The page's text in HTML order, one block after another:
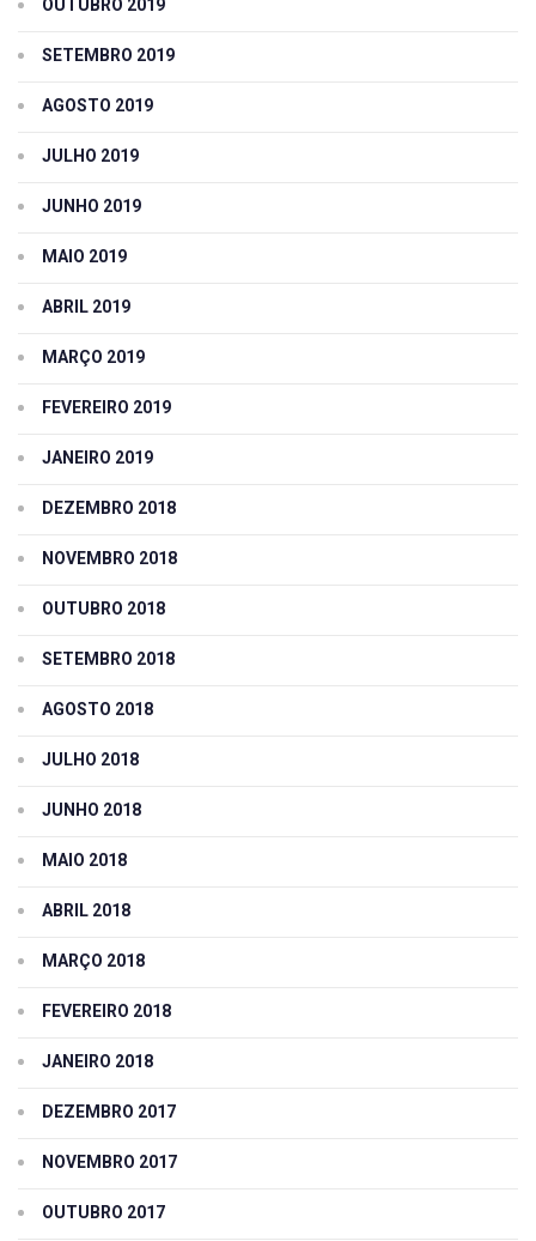
OUTUBRO 2019
SETEMBRO 2019
AGOSTO 2019
JULHO 2019
JUNHO 2019
MAIO 2019
ABRIL 2019
MARÇO 2019
FEVEREIRO 2019
JANEIRO 2019
DEZEMBRO 2018
NOVEMBRO 2018
OUTUBRO 2018
SETEMBRO 2018
AGOSTO 2018
JULHO 2018
JUNHO 2018
MAIO 2018
ABRIL 2018
MARÇO 2018
FEVEREIRO 2018
JANEIRO 2018
DEZEMBRO 2017
NOVEMBRO 2017
OUTUBRO 2017